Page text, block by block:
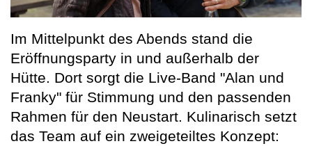
Im Mittelpunkt des Abends stand die
Eröffnungsparty in und außerhalb der
Hütte. Dort sorgt die Live-Band "Alan und
Franky" für Stimmung und den passenden
Rahmen für den Neustart. Kulinarisch setzt
das Team auf ein zweigeteiltes Konzept: